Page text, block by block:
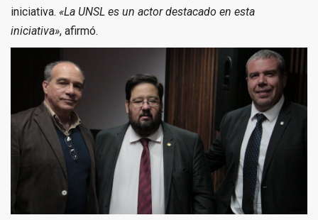
iniciativa. «La UNSL es un actor destacado en esta
iniciativa», afirmó.